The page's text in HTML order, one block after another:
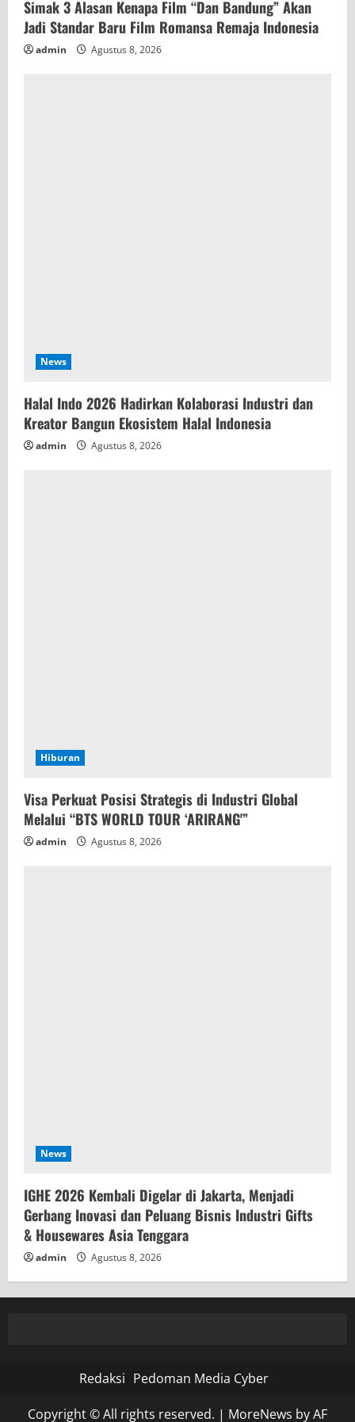
Simak 3 Alasan Kenapa Film “Dan Bandung” Akan
Jadi Standar Baru Film Romansa Remaja Indonesia
admin Agustus 8, 2026
News
Halal Indo 2026 Hadirkan Kolaborasi Industri dan
Kreator Bangun Ekosistem Halal Indonesia
admin Agustus 8, 2026
Hiburan
Visa Perkuat Posisi Strategis di Industri Global
Melalui “BTS WORLD TOUR ‘ARIRANG'”
admin Agustus 8, 2026
News
IGHE 2026 Kembali Digelar di Jakarta, Menjadi
Gerbang Inovasi dan Peluang Bisnis Industri Gifts
& Housewares Asia Tenggara
admin Agustus 8, 2026
Redaksi Pedoman Media Cyber
Copyright © All rights reserved. | MoreNews by AF